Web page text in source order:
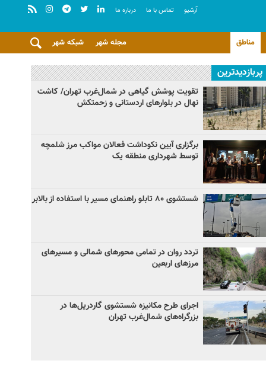
آرشيو تماس با ما درباره ما
مناطق شبکه شهر مجله شهر
پربازدیدترین
تقویت پوشش گیاهی در شمال‌غرب تهران/ کاشت
نهال در بلوارهای اردستانی و زحمتکش
برگزاری آیین نکوداشت فعالان مواکب مرز شلمچه
توسط شهرداری منطقه یک
شستشوی ۸۰ تابلو راهنمای مسیر با استفاده از بالابر
تردد روان در تمامی محورهای شمالی و مسیرهای
مرزهای اربعین
اجرای طرح مکانیزه شستشوی گاردریل‌ها در
بزرگراه‌های شمال‌غرب تهران